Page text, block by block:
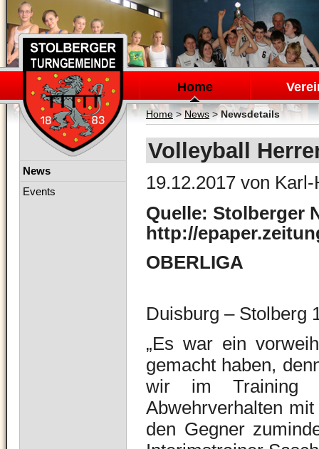
Navigation
überspringen
Home
Home> News>Newsdetails
Volleyball
19.12.2017 von
Quelle: Stolberger
http://
OBERLIGA
Duisburg – Stolberg
„Es war ein
gemacht haben,
wir im Training
Abwehrverhalten
den Gegner
Navigation
News
Events